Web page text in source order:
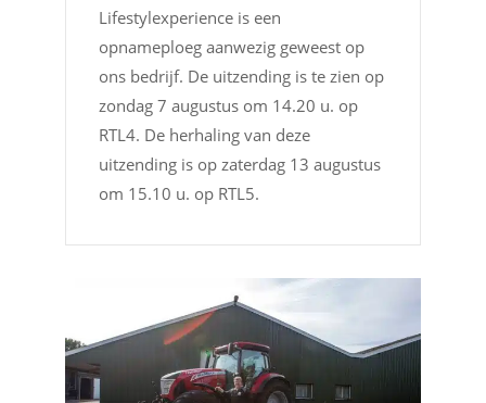
Lifestylexperience is een
opnameploeg aanwezig geweest op
ons bedrijf. De uitzending is te zien op
zondag 7 augustus om 14.20 u. op
RTL4. De herhaling van deze
uitzending is op zaterdag 13 augustus
om 15.10 u. op RTL5.